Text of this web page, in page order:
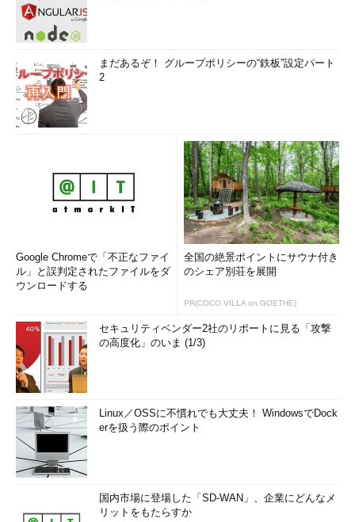
まだあるぞ！ グループポリシーの“鉄板”設定パート
2
Google Chromeで「不正なファイ
ル」と誤判定されたファイルをダ
ウンロードする
全国の絶景ポイントにサウナ付き
のシェア別荘を展開
PR(COCO VILLA on GOETHE)
セキュリティベンダー2社のリポートに見る「攻撃
の高度化」のいま (1/3)
Linux／OSSに不慣れでも大丈夫！ WindowsでDock
erを扱う際のポイント
国内市場に登場した「SD-WAN」、企業にどんなメ
リットをもたらすか